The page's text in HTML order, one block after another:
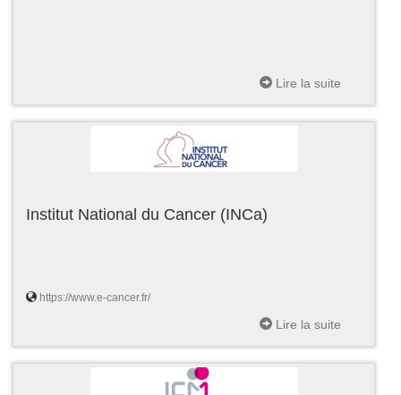
Lire la suite
Institut National du Cancer (INCa)
https://www.e-cancer.fr/
Lire la suite